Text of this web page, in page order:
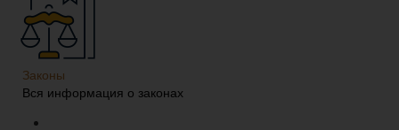
Законы
Вся информация о законах